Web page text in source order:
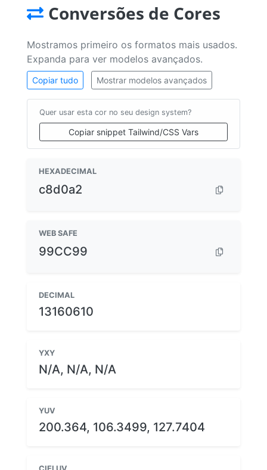
Conversões de Cores
Mostramos primeiro os formatos mais usados.
Expanda para ver modelos avançados.
Copiar tudo Mostrar modelos avançados
Quer usar esta cor no seu design system?
Copiar snippet Tailwind/CSS Vars
HEXADECIMAL
c8d0a2
WEB SAFE
99CC99
DECIMAL
13160610
YXY
N/A, N/A, N/A
YUV
200.364, 106.3499, 127.7404
CIELUV